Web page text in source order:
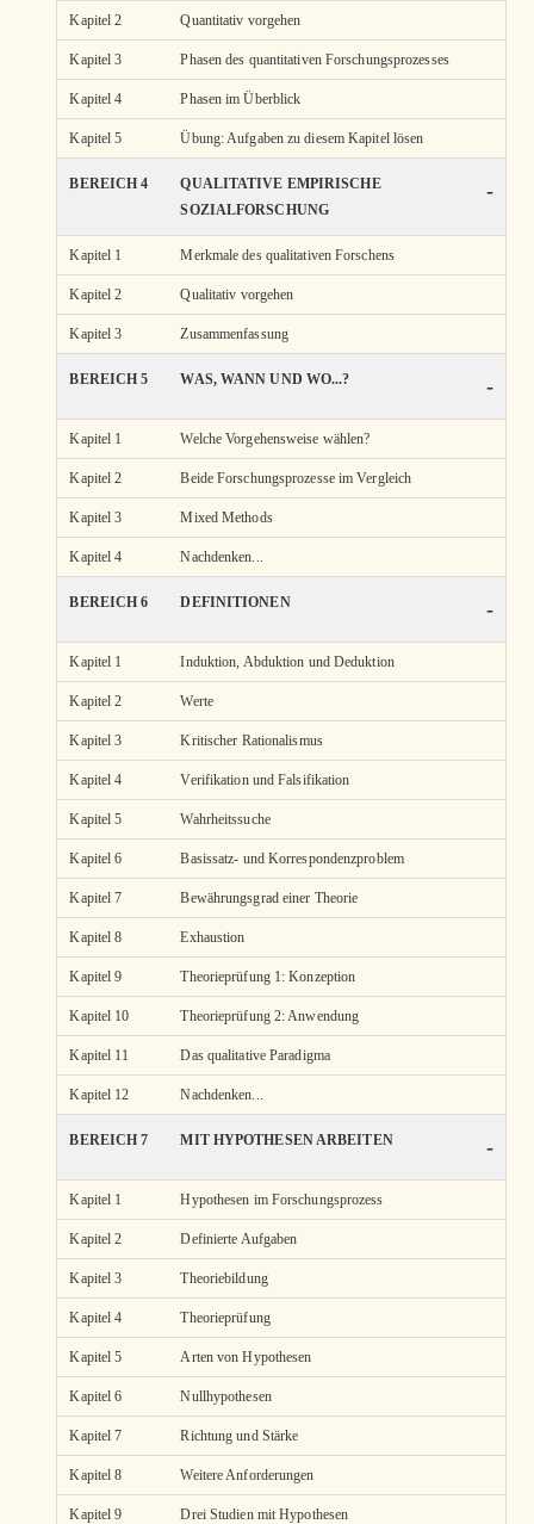
Kapitel 2 Quantitativ vorgehen
Kapitel 3 Phasen des quantitativen Forschungsprozesses
Kapitel 4 Phasen im Überblick
Kapitel 5 Übung: Aufgaben zu diesem Kapitel lösen
BEREICH 4
QUALITATIVE EMPIRISCHE
SOZIALFORSCHUNG
-
Kapitel 1 Merkmale des qualitativen Forschens
Kapitel 2 Qualitativ vorgehen
Kapitel 3 Zusammenfassung
BEREICH 5 WAS, WANN UND WO...? -
Kapitel 1 Welche Vorgehensweise wählen?
Kapitel 2 Beide Forschungsprozesse im Vergleich
Kapitel 3 Mixed Methods
Kapitel 4 Nachdenken...
BEREICH 6 DEFINITIONEN -
Kapitel 1 Induktion, Abduktion und Deduktion
Kapitel 2 Werte
Kapitel 3 Kritischer Rationalismus
Kapitel 4 Verifikation und Falsifikation
Kapitel 5 Wahrheitssuche
Kapitel 6 Basissatz- und Korrespondenzproblem
Kapitel 7 Bewährungsgrad einer Theorie
Kapitel 8 Exhaustion
Kapitel 9 Theorieprüfung 1: Konzeption
Kapitel 10 Theorieprüfung 2: Anwendung
Kapitel 11 Das qualitative Paradigma
Kapitel 12 Nachdenken...
BEREICH 7 MIT HYPOTHESEN ARBEITEN -
Kapitel 1 Hypothesen im Forschungsprozess
Kapitel 2 Definierte Aufgaben
Kapitel 3 Theoriebildung
Kapitel 4 Theorieprüfung
Kapitel 5 Arten von Hypothesen
Kapitel 6 Nullhypothesen
Kapitel 7 Richtung und Stärke
Kapitel 8 Weitere Anforderungen
Kapitel 9 Drei Studien mit Hypothesen